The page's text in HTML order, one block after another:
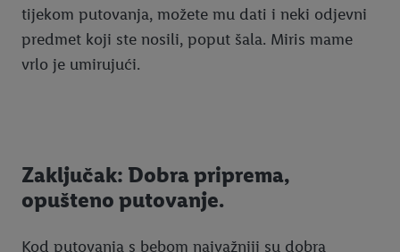
tijekom putovanja, možete mu dati i neki odjevni
predmet koji ste nosili, poput šala. Miris mame
vrlo je umirujući.
Zaključak: Dobra priprema,
opušteno putovanje.
Kod putovanja s bebom najvažniji su dobra